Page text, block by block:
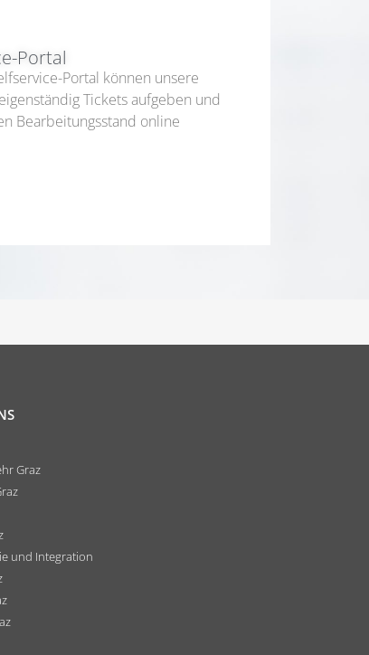
Portal
Portal können unsere
Tickets aufgeben und
Bearbeitungsstand online
Graz
und Integration